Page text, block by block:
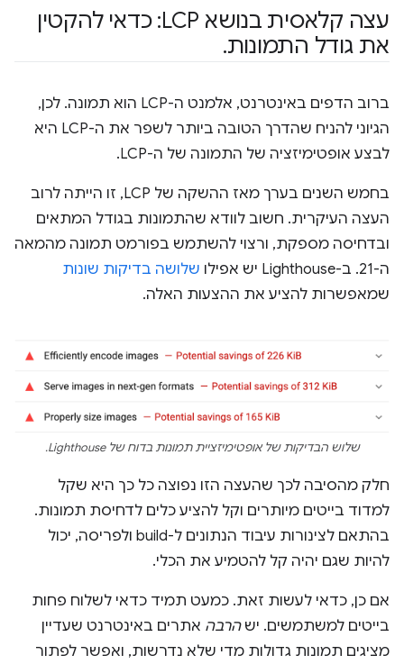
עצה קלאסית בנושא LCP: כדאי להקטין
את גודל התמונות.
ברוב הדפים באינטרנט, אלמנט ה-LCP הוא תמונה. לכן,
הגיוני להניח שהדרך הטובה ביותר לשפר את ה-LCP היא
לבצע אופטימיזציה של התמונה של ה-LCP.
בחמש השנים בערך מאז ההשקה של LCP, זו הייתה לרוב
העצה העיקרית. חשוב לוודא שהתמונות בגודל המתאים
ובדחיסה מספקת, ורצוי להשתמש בפורמט תמונה מהמאה
ה-21. ב-Lighthouse יש אפילו
שלושה בדיקות שונות
שמאפשרות להציע את ההצעות האלה.
שלוש הבדיקות של אופטימיזציית תמונות בדוח של Lighthouse.
חלק מהסיבה לכך שהעצה הזו נפוצה כל כך היא שקל
למדוד בייטים מיותרים וקל להציע כלים לדחיסת תמונות.
בהתאם לצינורות עיבוד הנתונים ל-build ולפריסה, יכול
להיות שגם יהיה קל להטמיע את הכלי.
אם כן, כדאי לעשות זאת. כמעט תמיד כדאי לשלוח פחות
בייטים למשתמשים. ישהרבה אתרים באינטרנט שעדיין
מציגים תמונות גדולות מדי שלא נדרשות, ואפשר לפתור